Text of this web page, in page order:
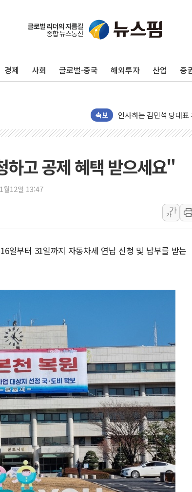
경제 사회 글로벌·중국 해외투자 산업 증
속보
포항시 재난예산 40억
울진·영덕 '호우특보'-
[종합] 김민석, 정청래
인천 합동연설회 나선
인사하는 김민석 당대표
[속보] 민주, 인천 경선
[속보] 민주, 제주 경선
이번주 국내 주요 금융일
美, 이란전 출구전략
강릉·동해·삼척 시간
폐기물 수거하다 참변
서울 중랑구 주택가서
李대통령 "결혼 때문
여수 오동도 인근 해상
추미애, '위안부' 피해
인천서 말다툼 중 어머
'화합' 꺼낸 김민석에 '
하고 공제 혜택 받으세요"
월12일 13:47
가
가
일부터 31일까지 자동차세 연납 신청 및 납부를 받는